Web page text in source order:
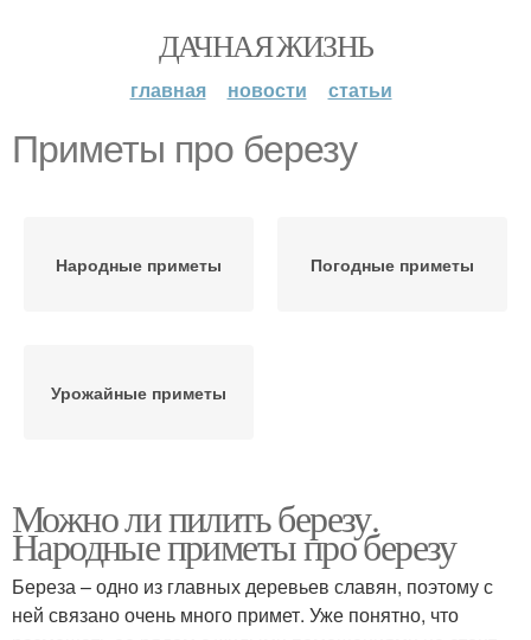
ДАЧНАЯ ЖИЗНЬ
главная новости статьи
Приметы про березу
Народные приметы Погодные приметы
Урожайные приметы
Можно ли пилить березу.
Народные приметы про березу
Береза – одно из главных деревьев славян, поэтому с
ней связано очень много примет. Уже понятно, что